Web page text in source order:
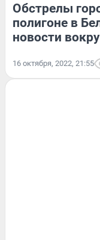
Обстрелы
полигоне в
новости
16 октября, 2022, 21:55